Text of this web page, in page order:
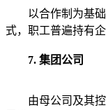
以合作制为基础
式，职工普遍持有企
7. 集团公司
由母公司及其控